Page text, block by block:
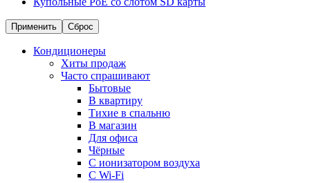
Применить Сброс
Кондиционеры
Хиты продаж
Часто спрашивают
Бытовые
В квартиру
Тихие в спальню
В магазин
Для офиса
Чёрные
С ионизатором воздуха
С Wi-Fi